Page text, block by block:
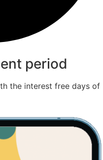
period
the interest free days of